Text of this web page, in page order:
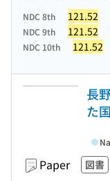
NDC 8th 121.52
NDC 9th 121.52
NDC 10th 121.52
長
た
Paper 図書